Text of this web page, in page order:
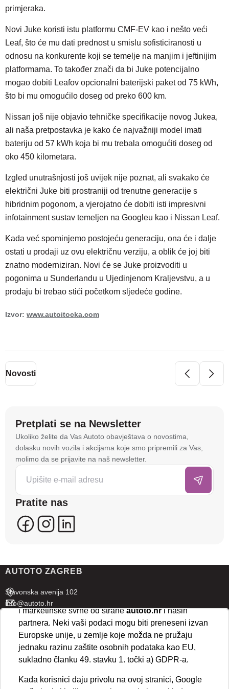
primjeraka.
Novi Juke koristi istu platformu CMF-EV kao i nešto veći
Leaf, što će mu dati prednost u smislu sofisticiranosti u
odnosu na konkurente koji se temelje na manjim i jeftinijim
platformama. To također znači da bi Juke potencijalno
mogao dobiti Leafov opcionalni baterijski paket od 75 kWh,
što bi mu omogućilo doseg od preko 600 km.
Nissan još nije objavio tehničke specifikacije novog Jukea,
ali naša pretpostavka je kako će najvažniji model imati
bateriju od 57 kWh koja bi mu trebala omogućiti doseg od
oko 450 kilometara.
Izgled unutrašnjosti još uvijek nije poznat, ali svakako će
električni Juke biti prostraniji od trenutne generacije s
hibridnim pogonom, a vjerojatno će dobiti isti impresivni
infotainment sustav temeljen na Googleu kao i Nissan Leaf.
Kada već spominjemo postojeću generaciju, ona će i dalje
ostati u prodaji uz ovu električnu verziju, a oblik će joj biti
znatno moderniziran. Novi će se Juke proizvoditi u
pogonima u Sunderlandu u Ujedinjenom Kraljevstvu, a u
prodaju bi trebao stići početkom sljedeće godine.
Izvor: www.autoitocka.com
Novosti
Pretplati se na Newsletter
Ukoliko želite da Vas Autoto obavještava o novostima,
dolasku novih vozila i akcijama koje smo pripremili za Vas,
molimo da se prijavite na naš newsletter.
Pratite nas
AUTOTO ZAGREB
Slavonska avenija 102
info@autoto.hr
Pon - Pet 07:30-18:00
Sub 08:00-13:00
AUTOTO SPLIT
info@autoto.hr
Nova lokacija - Slavonska
avenija 102, Resnik
Traži
Na stranici
tehnologije kako bismo spremali i pristupali
informacijama na vašem uređaju. To nam omogućuje
da poboljšamo funkcionalnost stranice, analiziramo
posjećenost te prikazujemo personalizirane oglase i
sadržaje koji bi vas mogli zanimati. U tu svrhu mogu
se kreirati korisnički profili koji povezuju podatke s
više uređaja i web lokacija. Naši partneri također
koriste ove tehnologije.
ispravno funkcioniranje stranice. Odabirom
kolačića na vaš uređaj i njihovu obradu za analitičke
i marketinške svrhe od straneautoto.hri naših
partnera. Neki vaši podaci mogu biti preneseni izvan
Europske unije, u zemlje koje možda ne pružaju
jednaku razinu zaštite osobnih podataka kao EU,
sukladno članku 49. stavku 1. točki a) GDPR-a.
Kada korisnici daju privolu na ovoj stranici, Google